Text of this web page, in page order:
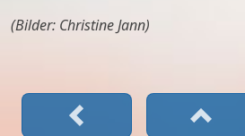
(Bilder: Christine Jann)